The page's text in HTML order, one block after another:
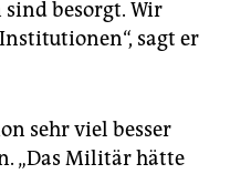
sind besorgt. Wir
sagt er
sehr viel besser
„Das Militär hätte